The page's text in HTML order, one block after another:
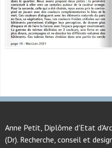
Anne Petit, Diplôme d'Etat
(Dr). Recherche, conseil et